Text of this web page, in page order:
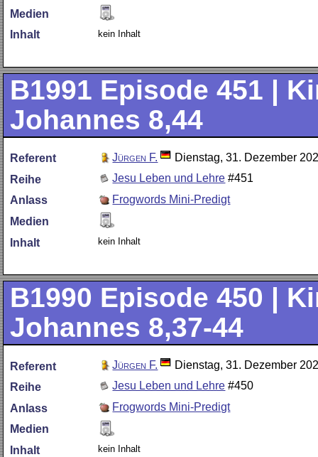
Medien
Inhalt
kein Inhalt
B1991 Episode 451 |
Johannes 8,44
Referent Jürgen F.
Dienstag, 31. Dezember
Reihe
Jesu Leben und Lehre #451
Anlass
Frogwords Mini-Predigt
Medien
Inhalt
kein Inhalt
B1990 Episode 450 |
Johannes 8,37-44
Referent Jürgen F.
Dienstag, 31. Dezember
Reihe
Jesu Leben und Lehre #450
Anlass
Frogwords Mini-Predigt
Medien
Inhalt
kein Inhalt